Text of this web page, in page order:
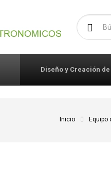
Buscar:
Diseño y Creación
Inicio Equipo